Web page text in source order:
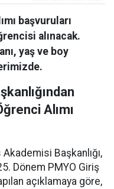
başvuruları
alınacak.
yaş ve boy
Alımı
Başkanlığı,
Dönem PMYO Giriş
açıklamaya göre,